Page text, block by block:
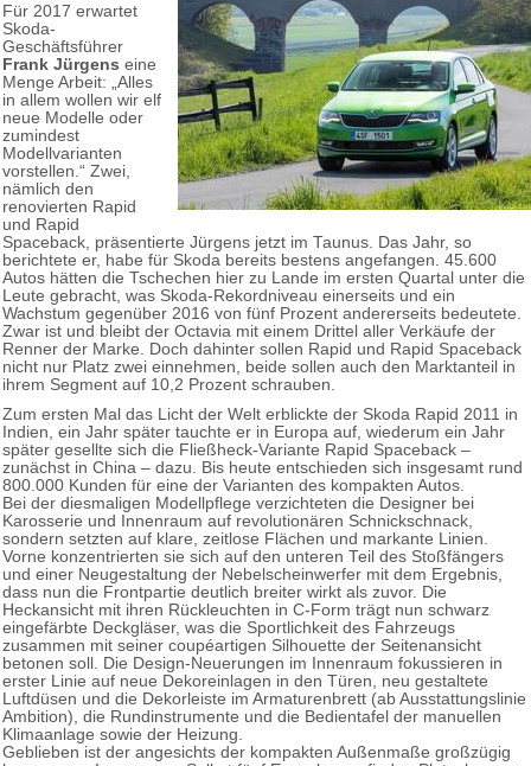
Für 2017 erwartet
Skoda-
Geschäftsführer
Frank Jürgens eine
Menge Arbeit: „Alles
in allem wollen wir elf
neue Modelle oder
zumindest
Modellvarianten
vorstellen.“ Zwei,
nämlich den
renovierten Rapid
und Rapid
Spaceback, präsentierte Jürgens jetzt im Taunus. Das Jahr, so
berichtete er, habe für Skoda bereits bestens angefangen. 45.600
Autos hätten die Tschechen hier zu Lande im ersten Quartal unter die
Leute gebracht, was Skoda-Rekordniveau einerseits und ein
Wachstum gegenüber 2016 von fünf Prozent andererseits bedeutete.
Zwar ist und bleibt der Octavia mit einem Drittel aller Verkäufe der
Renner der Marke. Doch dahinter sollen Rapid und Rapid Spaceback
nicht nur Platz zwei einnehmen, beide sollen auch den Marktanteil in
ihrem Segment auf 10,2 Prozent schrauben.
Zum ersten Mal das Licht der Welt erblickte der Skoda Rapid 2011 in
Indien, ein Jahr später tauchte er in Europa auf, wiederum ein Jahr
später gesellte sich die Fließheck-Variante Rapid Spaceback –
zunächst in China – dazu. Bis heute entschieden sich insgesamt rund
800.000 Kunden für eine der Varianten des kompakten Autos.
Bei der diesmaligen Modellpflege verzichteten die Designer bei
Karosserie und Innenraum auf revolutionären Schnickschnack,
sondern setzten auf klare, zeitlose Flächen und markante Linien.
Vorne konzentrierten sie sich auf den unteren Teil des Stoßfängers
und einer Neugestaltung der Nebelscheinwerfer mit dem Ergebnis,
dass nun die Frontpartie deutlich breiter wirkt als zuvor. Die
Heckansicht mit ihren Rückleuchten in C-Form trägt nun schwarz
eingefärbte Deckgläser, was die Sportlichkeit des Fahrzeugs
zusammen mit seiner coupéartigen Silhouette der Seitenansicht
betonen soll. Die Design-Neuerungen im Innenraum fokussieren in
erster Linie auf neue Dekoreinlagen in den Türen, neu gestaltete
Luftdüsen und die Dekorleiste im Armaturenbrett (ab Ausstattungslinie
Ambition), die Rundinstrumente und die Bedientafel der manuellen
Klimaanlage sowie der Heizung.
Geblieben ist der angesichts der kompakten Außenmaße großzügig